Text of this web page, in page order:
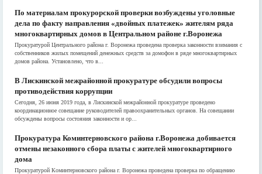
По материалам прокурорской проверки возбуждены уголовные
дела по факту направления «двойных платежек» жителям ряда
многоквартирных домов в Центральном районе г.Воронежа
Прокуратурой Центрального района г. Воронежа проведена проверка законности взимания с
собственников жилых помещений денежных средств за домофон в ряде многоквартирных
домов района. Установлено, что в...
В Лискинской межрайонной прокуратуре обсудили вопросы
противодействия коррупции
Сегодня, 26 июня 2019 года, в Лискинской межрайонной прокуратуре проведено
координационное совещание руководителей правоохранительных органов. На совещании
обсуждены вопросы состояния законности и ор...
Прокуратура Коминтерновского района г.Воронежа добивается
отмены незаконного сбора платы с жителей многоквартирного
дома
Прокуратурой Коминтерновского района г. Воронежа проведена проверка по обращению